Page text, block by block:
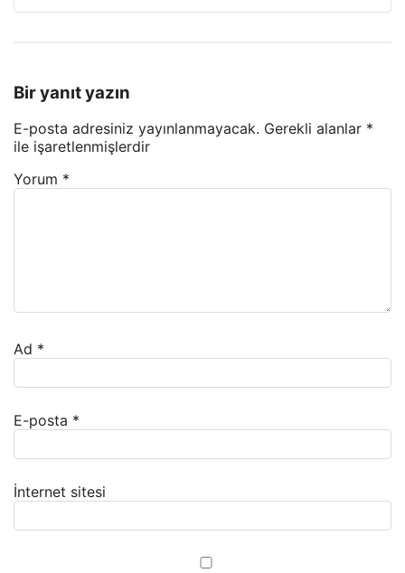
Bir yanıt yazın
E-posta adresiniz yayınlanmayacak. Gerekli alanlar *
ile işaretlenmişlerdir
Yorum *
Ad *
E-posta *
İnternet sitesi